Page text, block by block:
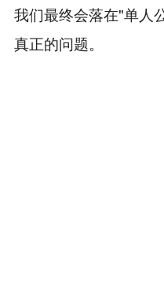
我们最终会落在"单人
真正的问题。